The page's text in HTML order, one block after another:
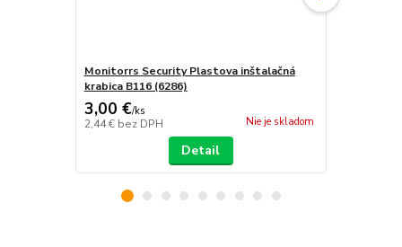
Monitorrs Security Plastova inštalačná
krabica B116 (6286)
3,00 €/ks
2,44 € bez DPH Nie je skladom
Detail